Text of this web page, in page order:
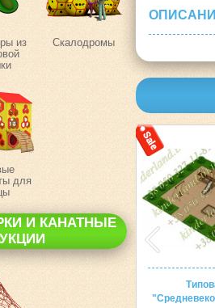
из
Скалодромы
для
И КАНАТНЫЕ